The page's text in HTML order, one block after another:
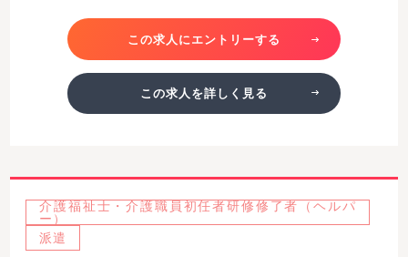
この求人にエントリーする
この求人を詳しく見る
介護福祉士・介護職員初任者研修修了者（ヘルパ
ー）
派遣